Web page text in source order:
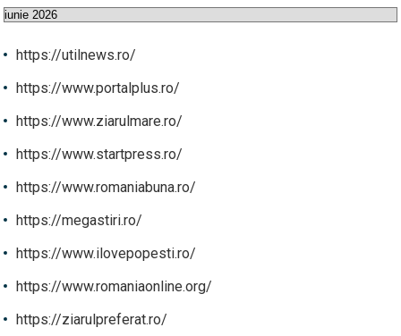
Arhive
https://utilnews.ro/
https://www.portalplus.ro/
https://www.ziarulmare.ro/
https://www.startpress.ro/
https://www.romaniabuna.ro/
https://megastiri.ro/
https://www.ilovepopesti.ro/
https://www.romaniaonline.org/
https://ziarulpreferat.ro/